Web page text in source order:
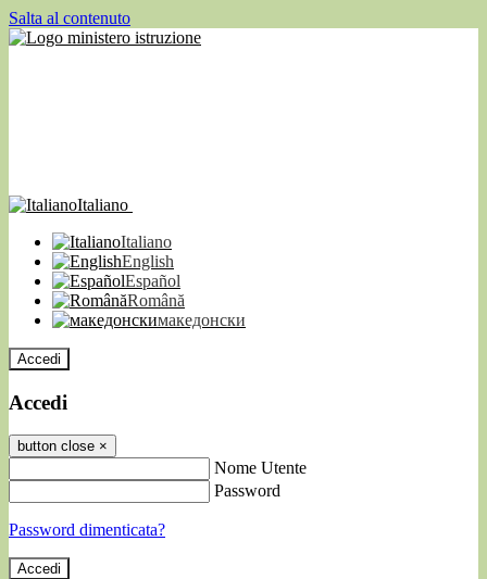
Salta al contenuto
Italiano
Italiano
English
Español
Română
македонски
Accedi
Accedi
button close ×
Nome Utente
Password
Password dimenticata?